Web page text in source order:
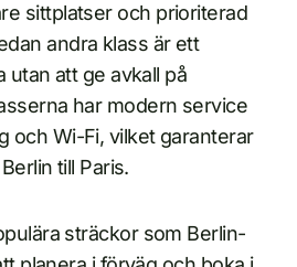
sittplatser och prioriterad
andra klass är ett
utan att ge avkall på
har modern service
och Wi-Fi, vilket garanterar
till Paris.
sträckor som Berlin-